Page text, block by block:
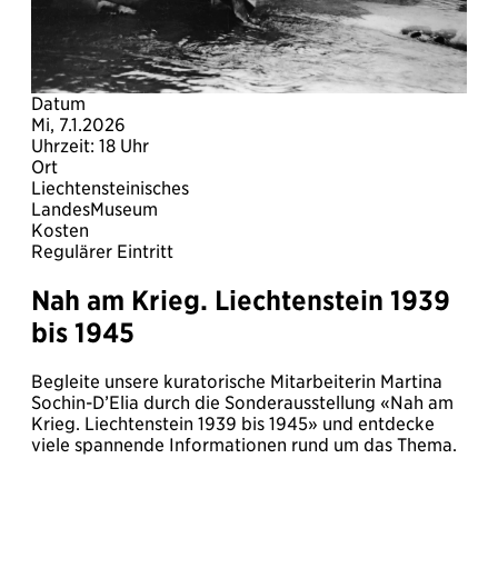
Datum
Mi, 7.1.2026
Uhrzeit: 18 Uhr
Ort
Liechtensteinisches
LandesMuseum
Kosten
Regulärer Eintritt
Nah am Krieg. Liechtenstein 1939
bis 1945
Begleite unsere kuratorische Mitarbeiterin Martina
Sochin-D’Elia durch die Sonderausstellung «Nah am
Krieg. Liechtenstein 1939 bis 1945» und entdecke
viele spannende Informationen rund um das Thema.